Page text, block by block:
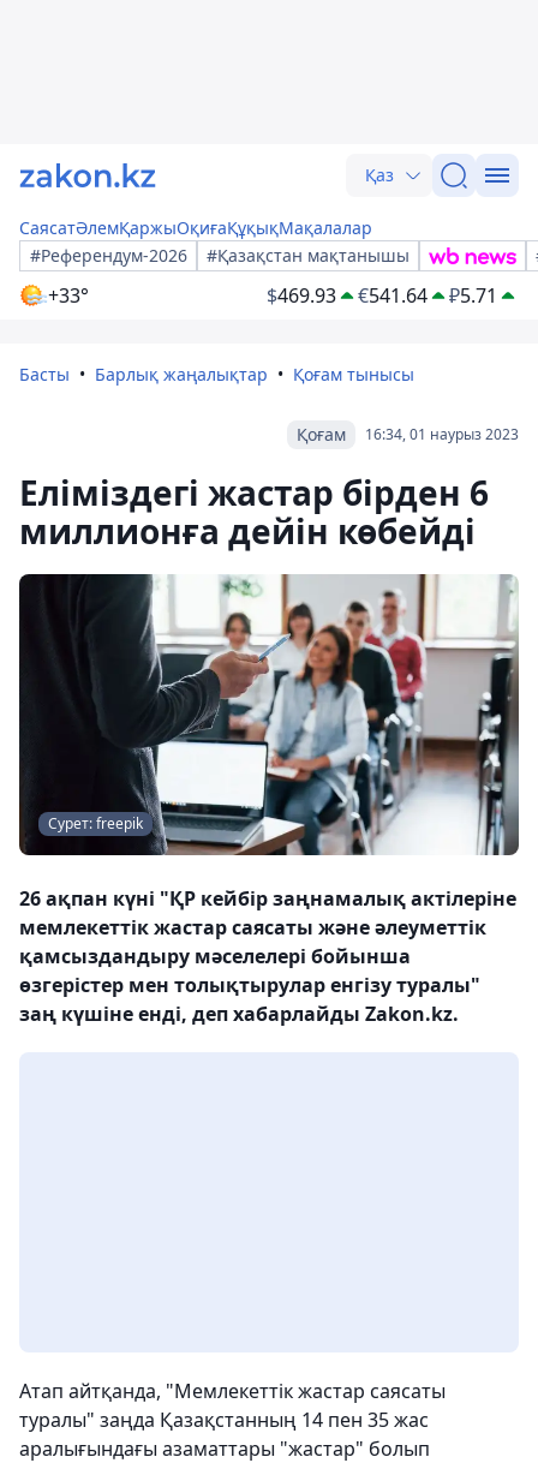
Қаз
СаясатӘлемҚаржыОқиғаҚұқықМақалалар
#Референдум-2026
#Қазақстан мақтанышы
+33° $469.93 €541.64 ₽5.71
Басты Барлық жаңалықтар Қоғам тынысы
16:34, 01 наурыз 2023
Қоғам
Еліміздегі жастар бірден 6
миллионға дейін көбейді
Сурет: freepik
26 ақпан күні "ҚР кейбір заңнамалық актілеріне
мемлекеттік жастар саясаты және әлеуметтік
қамсыздандыру мәселелері бойынша
өзгерістер мен толықтырулар енгізу туралы"
заң күшіне енді, деп хабарлайды Zakon.kz.
Атап айтқанда, "Мемлекеттік жастар саясаты
туралы" заңда Қазақстанның 14 пен 35 жас
аралығындағы азаматтары "жастар" болып